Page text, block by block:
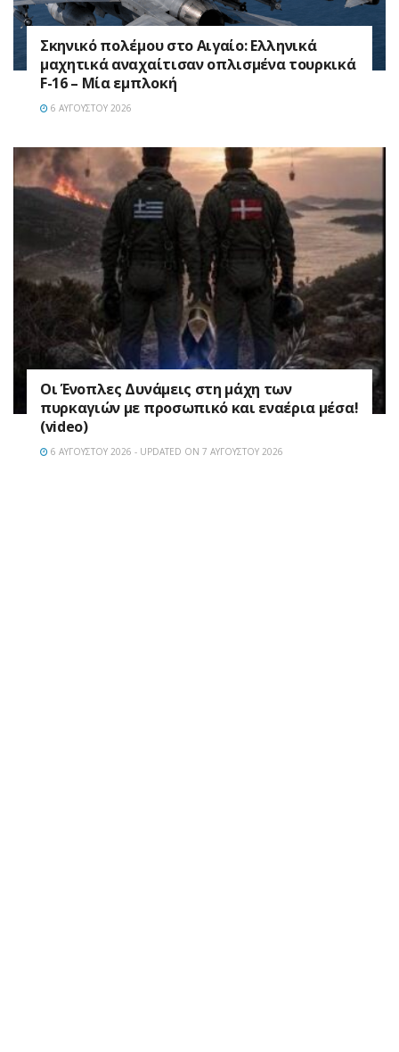
Σκηνικό πολέμου στο Αιγαίο: Ελληνικά
μαχητικά αναχαίτισαν οπλισμένα τουρκικά
F-16 – Μία εμπλοκή
6 ΑΥΓΟΎΣΤΟΥ 2026
Οι Ένοπλες Δυνάμεις στη μάχη των
πυρκαγιών με προσωπικό και εναέρια μέσα!
(video)
6 ΑΥΓΟΎΣΤΟΥ 2026 - UPDATED ON 7 ΑΥΓΟΎΣΤΟΥ 2026